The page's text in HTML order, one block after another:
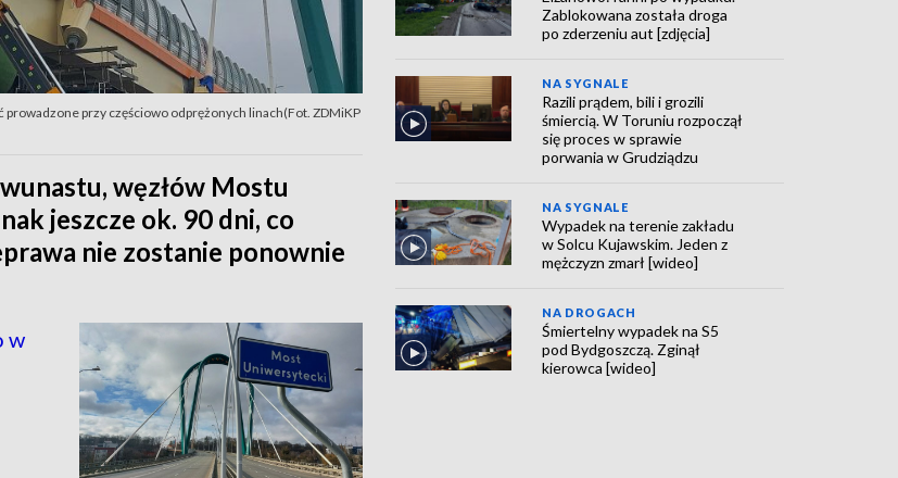
prowadzone przy częściowo odprężonych linach(Fot. ZDMiKP
węzłów Mostu
jeszcze ok. 90 dni, co
nie zostanie ponownie
w
Zablokowana została droga
po zderzeniu aut [zdjęcia]
NA SYGNALE
Razili prądem, bili i grozili
śmiercią. W Toruniu rozpoczął
się proces w sprawie
porwania w Grudziądzu
NA SYGNALE
Wypadek na terenie zakładu
w Solcu Kujawskim. Jeden z
mężczyzn zmarł [wideo]
NA DROGACH
Śmiertelny wypadek na S5
pod Bydgoszczą. Zginął
kierowca [wideo]